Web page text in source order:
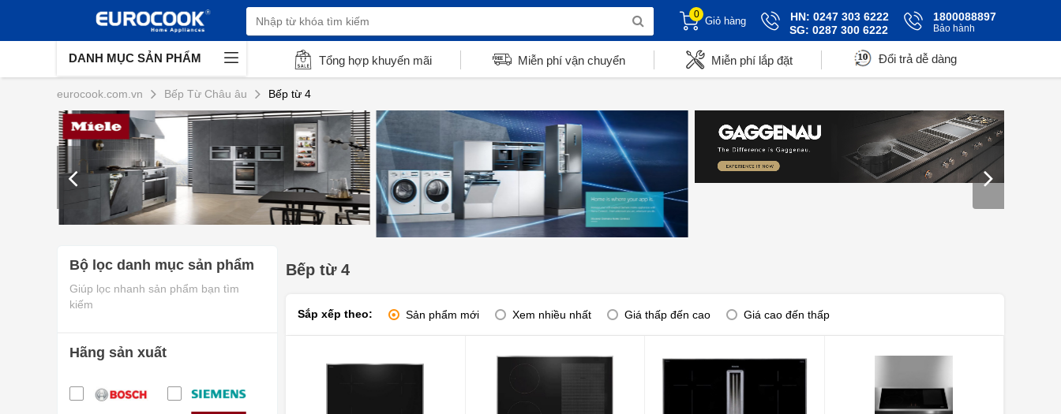
0
Giỏ hàng
HN: 0247 303 6222
SG: 0287 300 6222
1800088897
Bảo hành
DANH MỤC SẢN PHẨM Tổng hợp khuyến mãi Miễn phí vận chuyển Miễn phí lắp đặt Đổi trả dễ dàng
eurocook.com.vn Bếp Từ Châu âu Bếp từ 4
Bộ lọc danh mục sản phẩm
Giúp lọc nhanh sản phẩm bạn tìm
kiếm
Hãng sản xuất
Bếp từ 4
Sắp xếp theo: Sản phẩm mới Xem nhiều nhất Giá thấp đến cao Giá cao đến thấp